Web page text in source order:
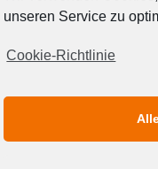
unseren Service zu
Cookie-Richtlinie